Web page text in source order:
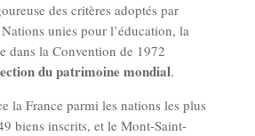
des critères adoptés par
unies pour l’éducation, la
dans la Convention de 1972
du patrimoine mondial.
la France parmi les nations les plus
biens inscrits, et le Mont-Saint-